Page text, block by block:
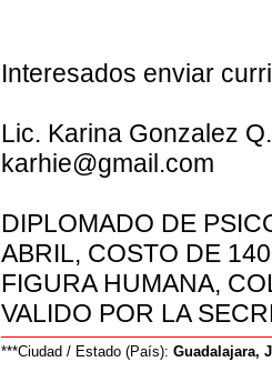
Interesados enviar
Lic. Karina Gonzalez Q.
karhie@gmail.com
DIPLOMADO DE
ABRIL, COSTO DE
FIGURA HUMANA,
VALIDO POR LA
***Ciudad / Estado (País):Guadalajara,